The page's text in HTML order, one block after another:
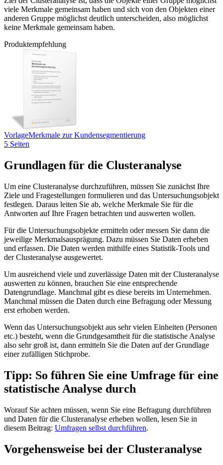
viele Merkmale gemeinsam haben und sich von den Objekten einer
anderen Gruppe möglichst deutlich unterscheiden, also möglichst
keine Merkmale gemeinsam haben.
Produktempfehlung
VorlageMerkmale zur Kundensegmentierung
5 Seiten
Grundlagen für die Clusteranalyse
Um eine Clusteranalyse durchzuführen, müssen Sie zunächst Ihre
Ziele und Fragestellungen formulieren und das Untersuchungsobjekt
festlegen. Daraus leiten Sie ab, welche Merkmale Sie für die
Antworten auf Ihre Fragen betrachten und auswerten wollen.
Für die Untersuchungsobjekte ermitteln oder messen Sie dann die
jeweilige Merkmalsausprägung. Dazu müssen Sie Daten erheben
und erfassen. Die Daten werden mithilfe eines Statistik-Tools und
der Clusteranalyse ausgewertet.
Um ausreichend viele und zuverlässige Daten mit der Clusteranalyse
auswerten zu können, brauchen Sie eine entsprechende
Datengrundlage. Manchmal gibt es diese bereits im Unternehmen.
Manchmal müssen die Daten durch eine Befragung oder Messung
erst erhoben werden.
Wenn das Untersuchungsobjekt aus sehr vielen Einheiten (Personen
etc.) besteht, wenn die Grundgesamtheit für die statistische Analyse
also sehr groß ist, dann ermitteln Sie die Daten auf der Grundlage
einer zufälligen Stichprobe.
Tipp: So führen Sie eine Umfrage für eine
statistische Analyse durch
Worauf Sie achten müssen, wenn Sie eine Befragung durchführen
und Daten für die Clusteranalyse erheben wollen, lesen Sie in
diesem Beitrag: Umfragen selbst durchführen.
Vorgehensweise bei der Clusteranalyse